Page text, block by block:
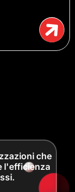
che
l'efficienza